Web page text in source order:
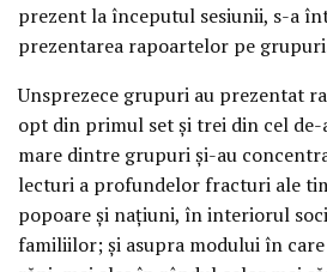
prezent la începutul sesiunii, s-a
prezentarea rapoartelor pe
Unsprezece grupuri au prezentat
opt din primul set și trei din cel de-
mare dintre grupuri și-au
lecturi a profundelor fracturi ale
popoare și națiuni, în interiorul
familiilor; și asupra modului în care